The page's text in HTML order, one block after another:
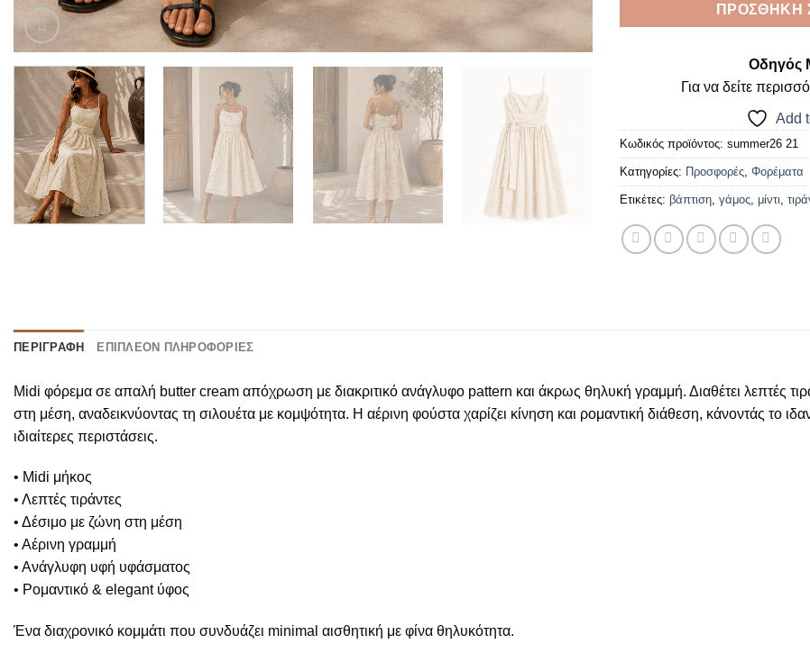
ΠΡΟΣΘΉΚΗ
Οδηγός
Για να δείτε
Add
Κωδικός προϊόντος: summer26 21
Κατηγορίες: Προσφορές Φορέματα
Ετικέτες: βάπτιση γάμος μίντι
ΠΕΡΙΓΡΑΦΉ ΕΠΙΠΛΈΟΝ ΠΛΗΡΟΦΟΡΊΕΣ
Midi φόρεμα σε απαλή butter cream απόχρωση με διακριτικό ανάγλυφο pattern και άκρως θηλυκή γραμμή. Διαθέτει λεπτές
στη μέση, αναδεικνύοντας τη σιλουέτα με κομψότητα. Η αέρινη φούστα χαρίζει κίνηση και ρομαντική διάθεση, κάνοντάς το
ιδιαίτερες περιστάσεις.
• Midi μήκος
• Λεπτές τιράντες
• Δέσιμο με ζώνη στη μέση
• Αέρινη γραμμή
• Ανάγλυφη υφή υφάσματος
• Ρομαντικό & elegant ύφος
Ένα διαχρονικό κομμάτι που συνδυάζει minimal αισθητική με φίνα θηλυκότητα.